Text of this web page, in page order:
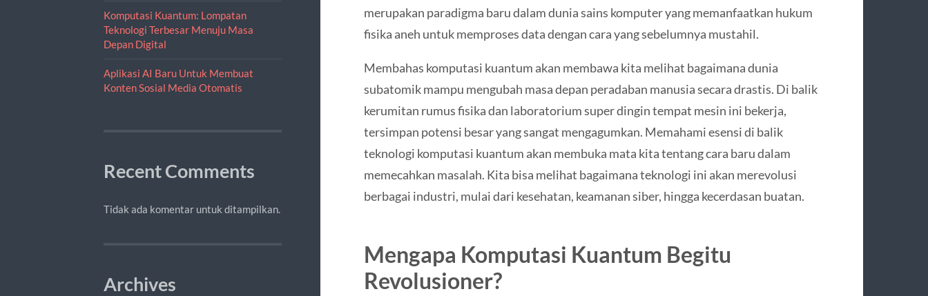
Komputasi Kuantum: Lompatan
Teknologi Terbesar Menuju Masa
Depan Digital
Aplikasi AI Baru Untuk Membuat
Konten Sosial Media Otomatis
Recent Comments
Tidak ada komentar untuk ditampilkan.
Archives
merupakan paradigma baru dalam dunia sains komputer yang memanfaatkan hukum
fisika aneh untuk memproses data dengan cara yang sebelumnya mustahil.
Membahas komputasi kuantum akan membawa kita melihat bagaimana dunia
subatomik mampu mengubah masa depan peradaban manusia secara drastis. Di balik
kerumitan rumus fisika dan laboratorium super dingin tempat mesin ini bekerja,
tersimpan potensi besar yang sangat mengagumkan. Memahami esensi di balik
teknologi komputasi kuantum akan membuka mata kita tentang cara baru dalam
memecahkan masalah. Kita bisa melihat bagaimana teknologi ini akan merevolusi
berbagai industri, mulai dari kesehatan, keamanan siber, hingga kecerdasan buatan.
Mengapa Komputasi Kuantum Begitu
Revolusioner?